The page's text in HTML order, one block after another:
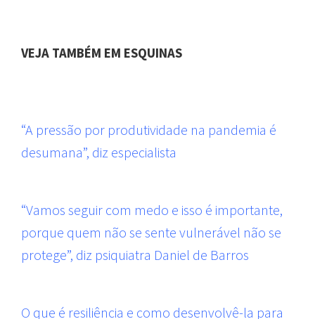
VEJA TAMBÉM EM ESQUINAS
“A pressão por produtividade na pandemia é
desumana”, diz especialista
“Vamos seguir com medo e isso é importante,
porque quem não se sente vulnerável não se
protege”, diz psiquiatra Daniel de Barros
O que é resiliência e como desenvolvê-la para